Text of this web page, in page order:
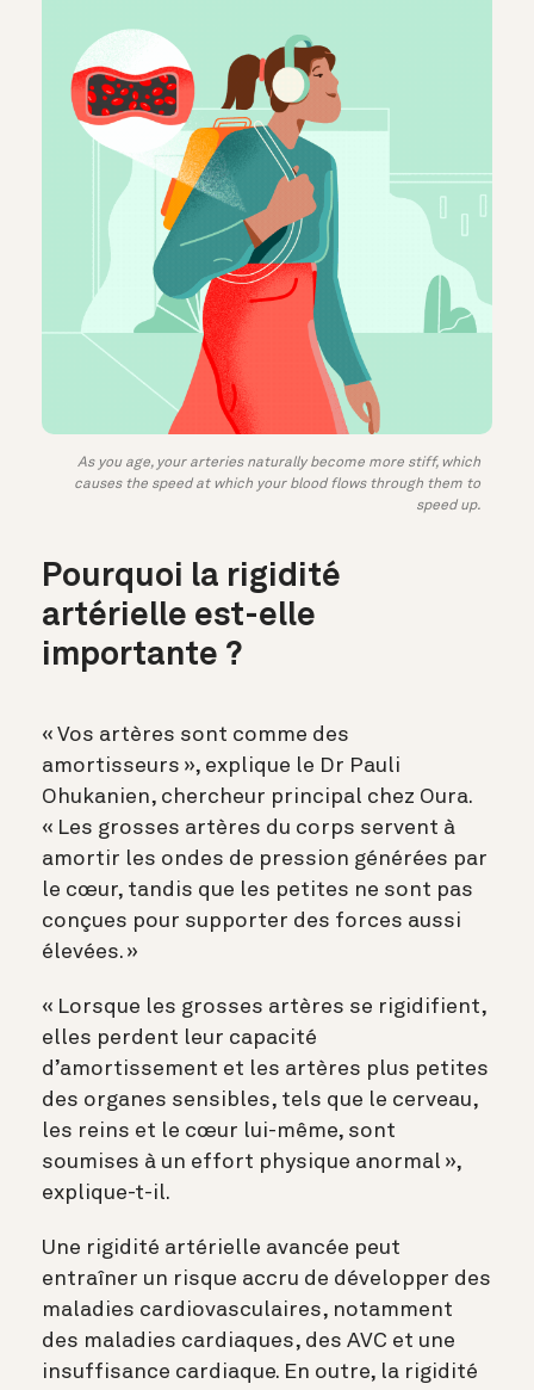
As you age, your arteries naturally become more stiff, which
causes the speed at which your blood flows through them to
speed up.
Pourquoi la rigidité
artérielle est-elle
importante ?
« Vos artères sont comme des
amortisseurs », explique le Dr Pauli
Ohukanien, chercheur principal chez Oura.
« Les grosses artères du corps servent à
amortir les ondes de pression générées par
le cœur, tandis que les petites ne sont pas
conçues pour supporter des forces aussi
élevées. »
« Lorsque les grosses artères se rigidifient,
elles perdent leur capacité
d’amortissement et les artères plus petites
des organes sensibles, tels que le cerveau,
les reins et le cœur lui-même, sont
soumises à un effort physique anormal »,
explique-t-il.
Une rigidité artérielle avancée peut
entraîner un risque accru de développer des
maladies cardiovasculaires, notamment
des maladies cardiaques, des AVC et une
insuffisance cardiaque. En outre, la rigidité